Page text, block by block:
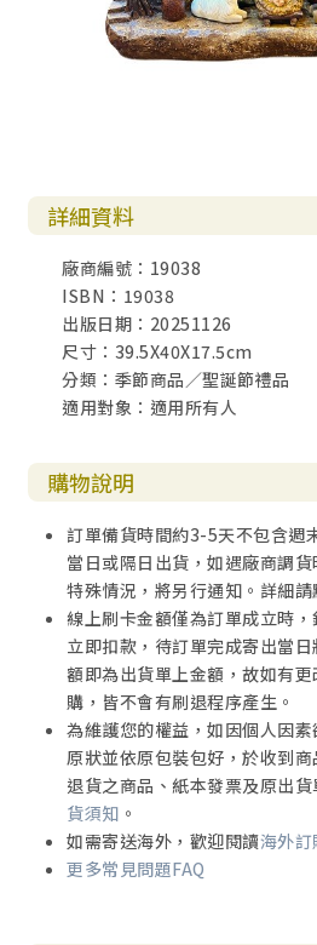
詳細資料
廠商編號：19038
ISBN：19038
出版日期：20251126
尺寸：39.5X40X17.5cm
分類：季節商品／聖誕節禮品
適用對象：適用所有人
購物說明
訂單備貨時間約3-5天不包含週
當日或隔日出貨，如遇廠商調
特殊情況，將另行通知。詳細請
線上刷卡金額僅為訂單成立時
立即扣款，待訂單完成寄出當
額即為出貨單上金額，故如有
購，皆不會有刷退程序產生。
為維護您的權益，如因個人因
原狀並依原包裝包好，於收到
退貨之商品、紙本發票及原出
貨須知 。
如需寄送海外，歡迎閱讀海外訂
更多常見問題FAQ